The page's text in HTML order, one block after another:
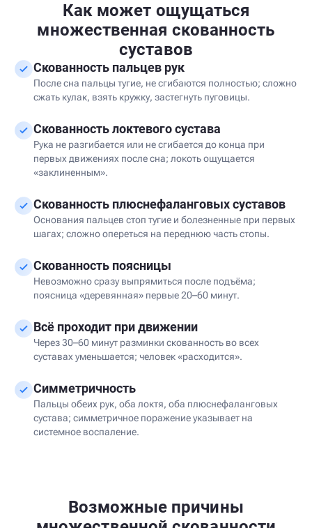
Как может ощущаться
множественная скованность
суставов
Скованность пальцев рук
После сна пальцы тугие, не сгибаются полностью; сложно
сжать кулак, взять кружку, застегнуть пуговицы.
Скованность локтевого сустава
Рука не разгибается или не сгибается до конца при
первых движениях после сна; локоть ощущается
«заклиненным».
Скованность плюснефаланговых суставов
Основания пальцев стоп тугие и болезненные при первых
шагах; сложно опереться на переднюю часть стопы.
Скованность поясницы
Невозможно сразу выпрямиться после подъёма;
поясница «деревянная» первые 20–60 минут.
Всё проходит при движении
Через 30–60 минут разминки скованность во всех
суставах уменьшается; человек «расходится».
Симметричность
Пальцы обеих рук, оба локтя, оба плюснефаланговых
сустава; симметричное поражение указывает на
системное воспаление.
Возможные причины